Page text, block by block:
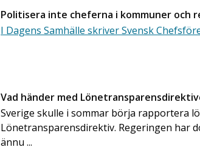
Politisera inte cheferna i kommuner och
I Dagens Samhälle skriver Svensk
Vad händer med
Sverige skulle i sommar börja rapportera
Lönetransparensdirektiv. Regeringen har
ännu ...